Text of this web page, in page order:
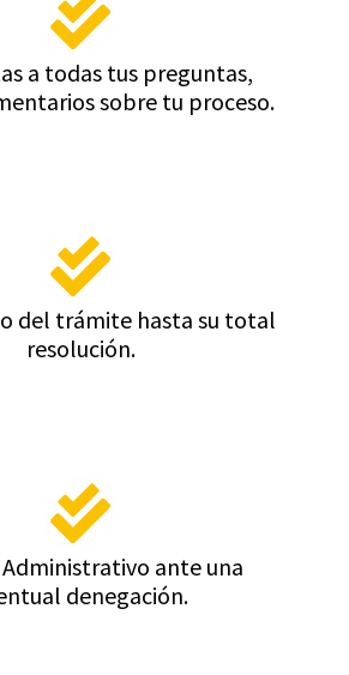
a todas tus preguntas,
sobre tu proceso.
del trámite hasta su total
resolución.
Administrativo ante una
denegación.